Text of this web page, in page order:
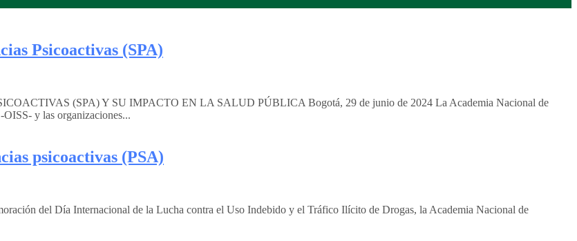
Psicoactivas (SPA)
(SPA) Y SU IMPACTO EN LA SALUD PÚBLICA Bogotá, 29 de junio de 2024 La Academia Nacional de
y las organizaciones...
psicoactivas (PSA)
del Día Internacional de la Lucha contra el Uso Indebido y el Tráfico Ilícito de Drogas, la Academia Nacional de